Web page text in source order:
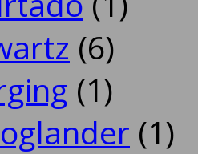
(6)
(1)
(1)